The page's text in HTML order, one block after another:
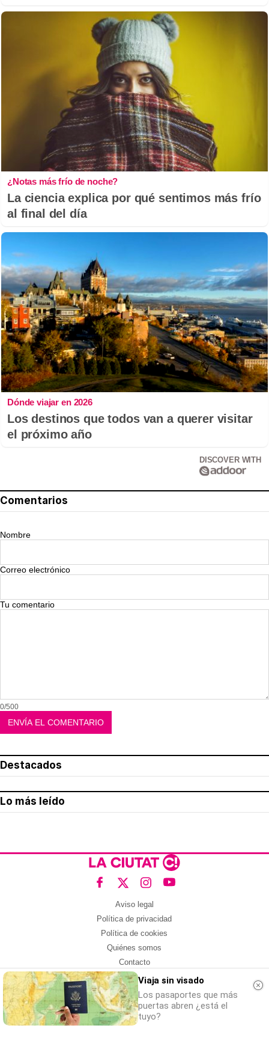
¿Notas más frío de noche?
La ciencia explica por qué sentimos más frío
al final del día
Dónde viajar en 2026
Los destinos que todos van a querer visitar
el próximo año
DISCOVER WITH
Comentarios
Nombre
Correo electrónico
Tu comentario
0/500
Destacados
Lo más leído
Aviso legal
Política de privacidad
Política de cookies
Quiénes somos
Contacto
Redes sociales
Con la colaboración de:
Viaja sin visado
Los pasaportes que más
puertas abren ¿está el
tuyo?